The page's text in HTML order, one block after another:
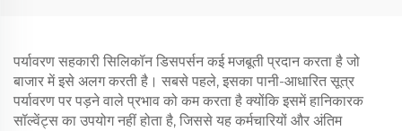
पर्यावरण सहकारी सिलिकॉन डिसपर्सन कई मजबूती प्रदान करता है जो
बाजार में इसे अलग करती है। सबसे पहले, इसका पानी-आधारित सूत्र
पर्यावरण पर पड़ने वाले प्रभाव को कम करता है क्योंकि इसमें हानिकारक
सॉल्वेंट्स का उपयोग नहीं होता है, जिससे यह कर्मचारियों और अंतिम